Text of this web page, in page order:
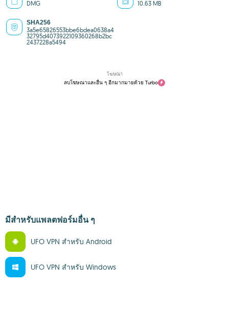
DMG 10.63 MB
SHA256
3a5e65826553bbe6bdea0638a4
32795d4073922109360268b2bc
2437228a5494
โฆษณา
ลบโฆษณาและอื่น ๆ อีกมากมายด้วย Turbo
มีสำหรับแพลตฟอร์มอื่น ๆ
UFO VPN สำหรับ Android
UFO VPN สำหรับ Windows